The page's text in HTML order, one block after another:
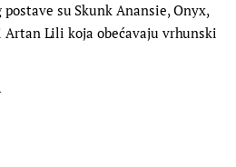
su Skunk Anansie, Onyx,
Artan Lili koja obećavaju vrhunski